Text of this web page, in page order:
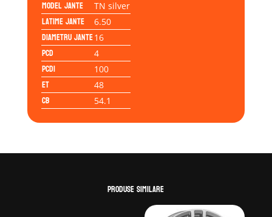
Model jante TN silver
Latime jante 6.50
Diametru jante16
PCD 4
PCD1 100
ET 48
CB 54.1
Produse similare